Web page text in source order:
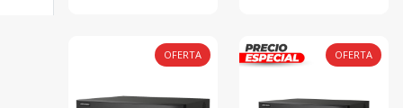
OFERTA OFERTA